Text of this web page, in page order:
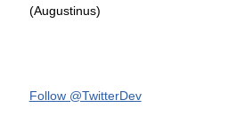
(Augustinus)
Follow @TwitterDev